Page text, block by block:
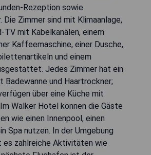
Rezeption sowie
Die Zimmer sind mit Klimaanlage,
TV mit Kabelkanälen, einem
Kaffeemaschine, einer Dusche,
und einem
Jedes Zimmer hat ein
Badewanne und Haartrockner;
über eine Küche mit
Walker Hotel können die Gäste
wie einen Innenpool, einen
Spa nutzen. In der Umgebung
es zahlreiche Aktivitäten wie